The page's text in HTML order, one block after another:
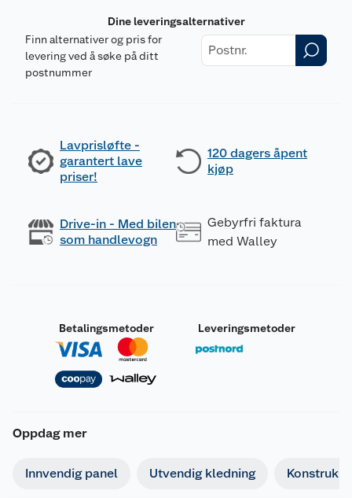
Dine leveringsalternativer
Finn alternativer og pris for
levering ved å søke på ditt
postnummer
Lavprisløfte -
garantert lave
priser!
120 dagers åpent
kjøp
Drive-in - Med bilen
som handlevogn
Gebyrfri faktura
med Walley
Betalingsmetoder Leveringsmetoder
Oppdag mer
Innvendig panel Utvendig kledning
Dokumentasjon